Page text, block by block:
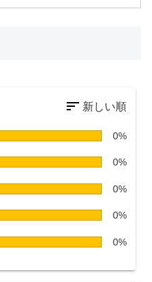
0%
0%
0%
0%
0%